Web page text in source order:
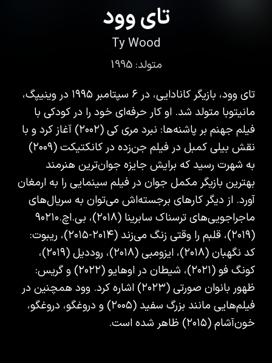
تای وود
Ty Wood
متولد:1995
تای وود، بازیگر کانادایی، در ۶ سپتامبر ۱۹۹۵ در وینیپگ،
مانیتوبا متولد شد. او کار حرفه‌ای خود را در کودکی با
فیلم جهنم بر پاشنه‌ها: نبرد مری کی (۲۰۰۲) آغاز کرد و با
نقش بیلی کمبل در فیلم جن‌زده در کانکتیکت (۲۰۰۹)
به شهرت رسید که برایش جایزه جوان‌ترین هنرمند
بهترین بازیگر مکمل جوان در فیلم سینمایی را به ارمغان
آورد. از دیگر کارهای برجسته‌اش می‌توان به سریال‌های
ماجراجویی‌های ترسناک سابرینا (۲۰۱۸)، بی.اچ.۹۰۲۱۰
(۲۰۱۹)، قلبم را وقتی زنگ می‌زند (۲۰۱۴-۲۰۱۵)، ریبوت:
کد نگهبان (۲۰۱۸)، ایزومبی (۲۰۱۸)، روددیل (۲۰۱۹)،
کونگ فو (۲۰۲۱)، شیطان در اوهایو (۲۰۲۲) و گریس:
ظهور بانوان صورتی (۲۰۲۳) اشاره کرد. وود همچنین در
فیلم‌هایی مانند بزرگ سفید (۲۰۰۵) و دروغگو، دروغگو،
خون‌آشام (۲۰۱۵) ظاهر شده است.